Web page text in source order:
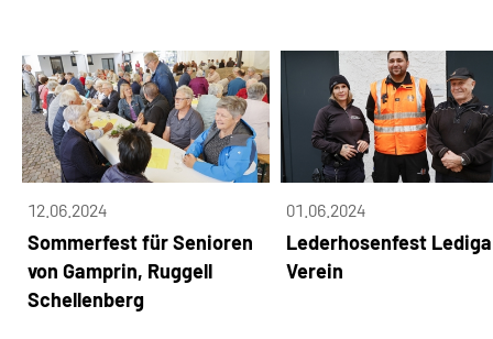
12.06.2024
Sommerfest für Senioren
von Gamprin, Ruggell
Schellenberg
01.06.2024
Lederhosenfest Lediga
Verein